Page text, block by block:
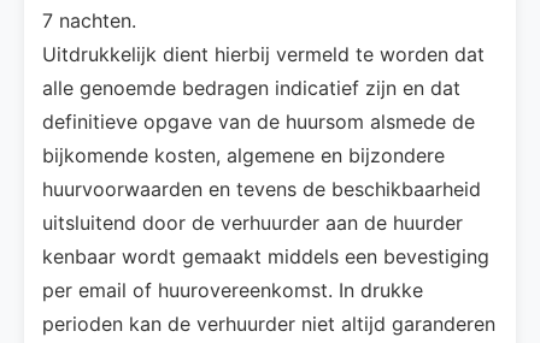
7 nachten.
Uitdrukkelijk dient hierbij vermeld te worden dat
alle genoemde bedragen indicatief zijn en dat
definitieve opgave van de huursom alsmede de
bijkomende kosten, algemene en bijzondere
huurvoorwaarden en tevens de beschikbaarheid
uitsluitend door de verhuurder aan de huurder
kenbaar wordt gemaakt middels een bevestiging
per email of huurovereenkomst. In drukke
perioden kan de verhuurder niet altijd garanderen